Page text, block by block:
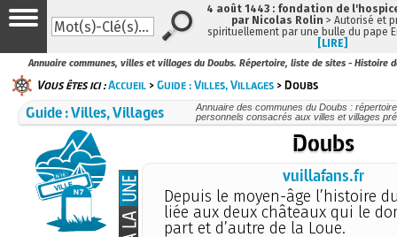
Annuaire communes, villes et villages du Doubs. Répertoire, liste de sites - Histoire
Vous êtes ici :Accueil >Guide : Villes, Villages > Doubs
Guide : Villes, Villages
Annuaire des communes du Doubs :
personnels consacrés aux villes et villages
Doubs
vuillafans.fr
Depuis le moyen-âge l’histoire
liée aux deux châteaux qui le
part et d’autre de la Loue.
4 août 1443 : fondation de
par Nicolas Rolin > Autorisé et
spirituellement par une bulle du pape
[LIRE]